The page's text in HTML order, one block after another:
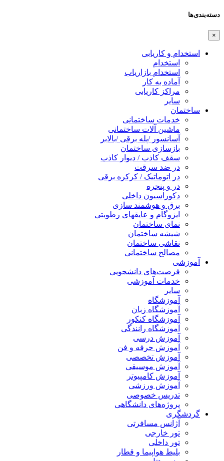
دسته‌بندی‌ها
×
استخدام و کاریابی
استخدام
استخدام بازاریاب
آماده به کار
مراکز کاریابی
سایر
ساختمان
خدمات ساختمانی
ماشین آلات ساختمانی
آسانسور /پله برقی /بالابر
بازسازی ساختمان
سقف کاذب / دیوار کاذب
در ضد سرقت
در اتوماتیک / کرکره برقی
در و پنجره
دکوراسیون داخلی
برق و هوشمند سازی
ایزوگام و عایقهای رطوبتی
نمای ساختمان
شیشه ساختمان
نقاشی ساختمان
مصالح ساختمانی
آموزشی
فرصت‌های دانشجویی
خدمات آموزشی
سایر
آموزشگاه
آموزشگاه زبان
آموزشگاه کنکور
آموزشگاه رانندگی
آموزش درسی
آموزش حرفه و فن
آموزش تخصصی
آموزش موسیقی
آموزش کامپیوتر
آموزش ورزشی
تدریس خصوصی
پروژه‌های دانشگاهی
گردشگری
آژانس مسافرتی
تور خارجی
تور داخلی
بلیط هواپیما و قطار